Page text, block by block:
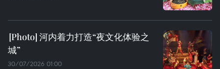
河内着力打造“夜文化体验之
城”
30/07/2026 01:00